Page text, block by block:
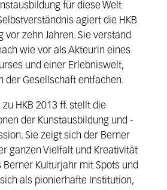
für diese Welt
agiert die HKB
vor zehn Jahren. Sie verstand
wie vor als Akteurin eines
und einer Erlebniswelt,
der Gesellschaft entfachen.
HKB 2013 ff. stellt die
der Kunstausbildung und -
Sie zeigt sich der Berner
ganzen Vielfalt und Kreativität
Kulturjahr mit Spots und
als pionierhafte Institution,